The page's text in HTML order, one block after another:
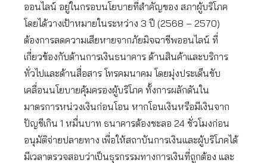
ออนไลน์ อยู่ในกรอบนโยบายที่สำคัญของ สภาผู้บริโภค
โดยได้วางเป้าหมายในระหว่าง 3 ปี (2568 – 2570)
ต้องการลดความเสียหายจากภัยมิจฉาชีพออนไลน์ ที่
เกี่ยวข้องกับด้านการเงินธนาคาร ด้านสินค้าและบริการ
ทั่วไปและด้านสื่อสาร โทรคมนาคม โดยมุ่งประเด็นขับ
เคลื่อนนโยบายคุ้มครองผู้บริโภค ทั้งการผลักดันใน
มาตรการหน่วงเงินก่อนโอน หากโอนเงินหรือมีเงินจาก
ปัญชีเกิน 1 หมื่นบาท ธนาคารต้องชะลอ 24 ชั่วโมงก่อน
อนุมัติจ่ายปลายทาง เพื่อให้สถาบันการเงินและผู้บริโภคได้
มีเวลาตรวจสอบว่าเป็นธุรกรรมทางการเงินที่ถูกต้อง และ